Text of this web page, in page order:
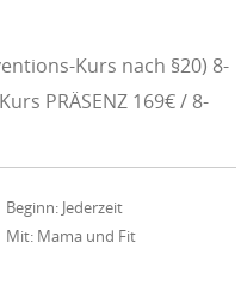
Kurs nach §20) 8-
PRÄSENZ 169€ / 8-
Beginn: Jederzeit
Mit: Mama und Fit